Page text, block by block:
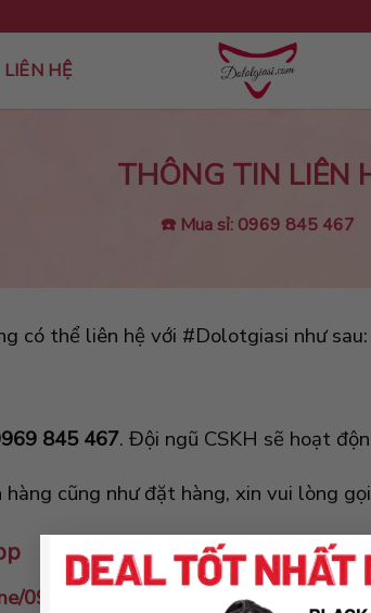
LIÊN HỆ
THÔNG TIN LIÊN
☎️ Mua sỉ: 0969 845 467
có thể liên hệ với #Dolotgiasi như sau:
845 467. Đội ngũ CSKH sẽ hoạt
cũng như đặt hàng, xin vui lòng
0969845467